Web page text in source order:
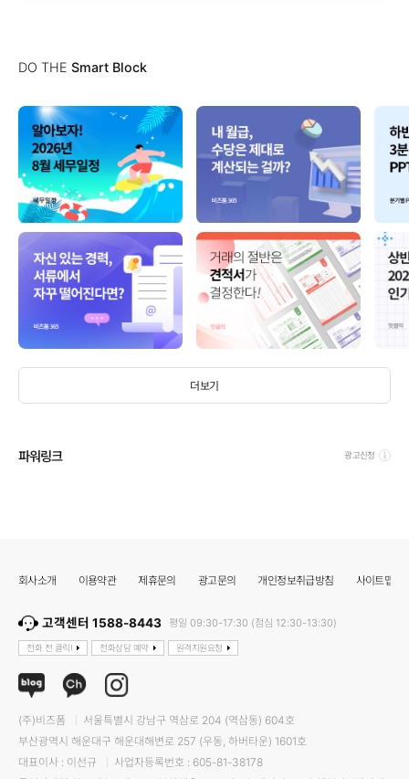
DO THE Smart Block
더보기
파워링크 광고신청
회사소개 이용약관 제휴문의 광고문의 개인정보취급방침 사이트맵
고객센터 1588-8443 평일 09:30-17:30 (점심 12:30-13:30)
전화 전 클릭! 전화상담 예약 원격지원요청
(주)비즈폼
서울특별시 강남구 역삼로 204 (역삼동) 604호
부산광역시 해운대구 해운대해변로 257 (우동, 하버타운) 1601호
대표이사 : 이선규
사업자등록번호 : 605-81-38178